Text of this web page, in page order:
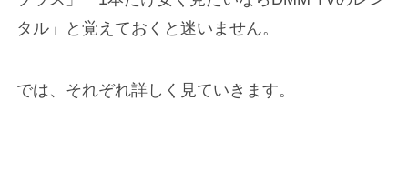
タル」と覚えておくと迷いません。
では、それぞれ詳しく見ていきます。